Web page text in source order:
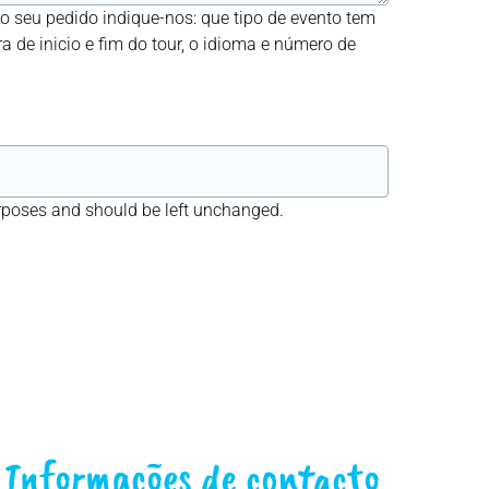
seu pedido indique-nos: que tipo de evento tem
de inicio e fim do tour, o idioma e número de
and should be left unchanged.
Informações de contacto